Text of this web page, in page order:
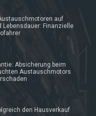
auf
Lebensdauer: Finanzielle
Absicherung beim
Austauschmotors
den Hausverkauf